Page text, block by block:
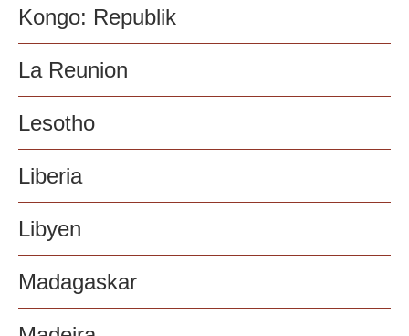
Kongo: Republik
La Reunion
Lesotho
Liberia
Libyen
Madagaskar